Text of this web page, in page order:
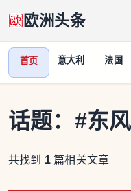
欧洲头条
首页 意大利 法国
话题： #东
共找到 1 篇相关文章